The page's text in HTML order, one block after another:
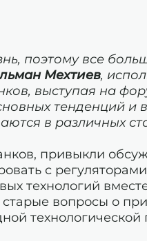
поэтому все
Мехтиев,
выступая на
тенденций и
в различных
привыкли
с
технологий
вопросы о